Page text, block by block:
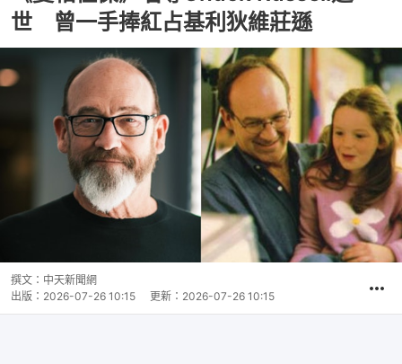
世 曾一手捧紅占基利狄維莊遜
撰文： 中天新聞網
出版： 2026-07-26 10:15 更新： 2026-07-26 10:15